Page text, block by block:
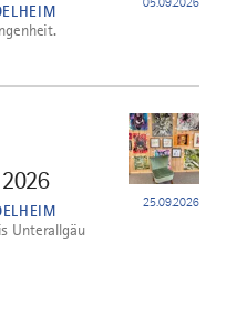
25.09.2026
Unterallgäu